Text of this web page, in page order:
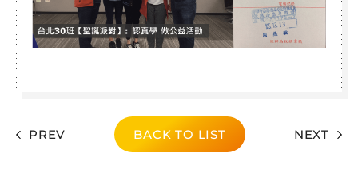
PREV BACK TO LIST NEXT